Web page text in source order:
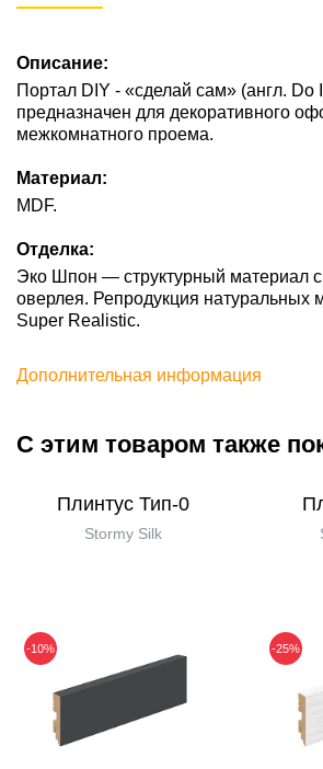
Описание:
Портал DIY - «сделай сам» (англ. Do
предназначен для декоративного
межкомнатного проема.
Материал:
MDF.
Отделка:
Эко Шпон — структурный материал
оверлея. Репродукция натуральных
Super Realistic.
Дополнительная информация
С этим товаром также
Плинтус Тип-0
Stormy Silk
-10% -25%